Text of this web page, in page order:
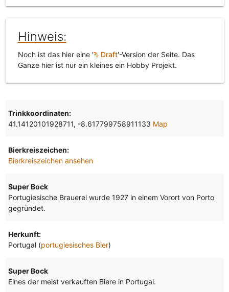
Hinweis:
Noch ist das hier eine ' Draft'-Version der Seite. Das
Ganze hier ist nur ein kleines ein Hobby Projekt.
Trinkkoordinaten:
41.14120101928711, -8.617799758911133 Map
Bierkreiszeichen:
Bierkreiszeichen ansehen
Super Bock
Portugiesische Brauerei wurde 1927 in einem Vorort von Porto
gegründet.
Herkunft:
Portugal (portugiesisches Bier)
Super Bock
Eines der meist verkauften Biere in Portugal.